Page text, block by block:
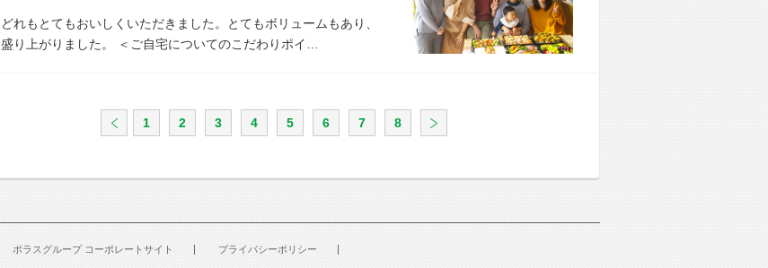
どれもとてもおいしくいただきました。とてもボリュームもあり、
盛り上がりました。
＜ご自宅についてのこだわりポイ…
1 2 3 4 5 6 7 8
ポラスグループ コーポレートサイト
プライバシーポリシー